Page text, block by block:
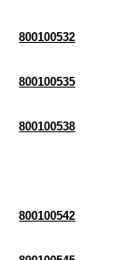
800100532
800100535
800100538
800100542